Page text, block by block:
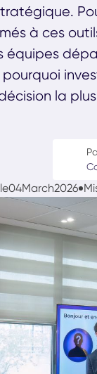
à ces
équipes
la
04March2026